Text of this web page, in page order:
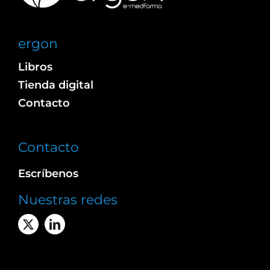
ergon
Libros
Tienda digital
Contacto
Contacto
Escríbenos
Nuestras redes